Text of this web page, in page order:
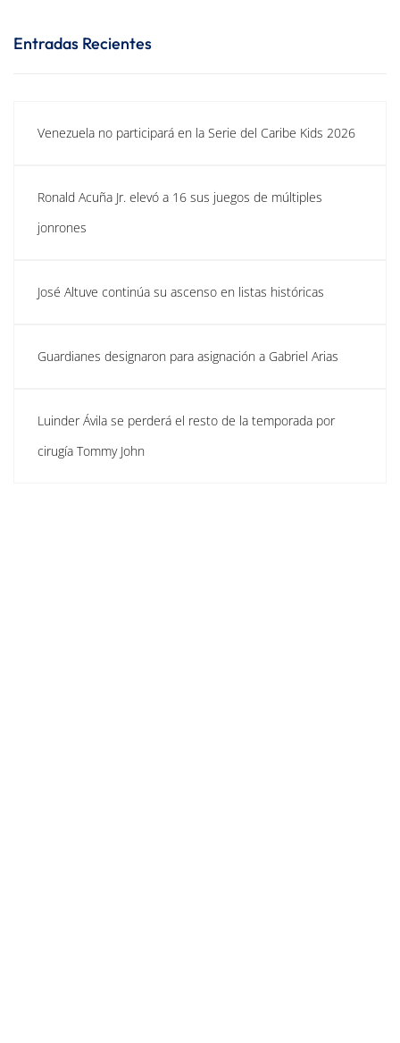
Entradas Recientes
Venezuela no participará en la Serie del Caribe Kids 2026
Ronald Acuña Jr. elevó a 16 sus juegos de múltiples
jonrones
José Altuve continúa su ascenso en listas históricas
Guardianes designaron para asignación a Gabriel Arias
Luinder Ávila se perderá el resto de la temporada por
cirugía Tommy John